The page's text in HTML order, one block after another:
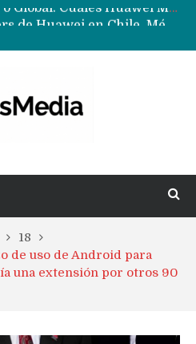
Data Centers de Huawei en Chile, México, Brasil,Perú y Argentina podrían verse afectados por arremetida de EE.UU
18
de uso de Android para
una extensión por otros 90